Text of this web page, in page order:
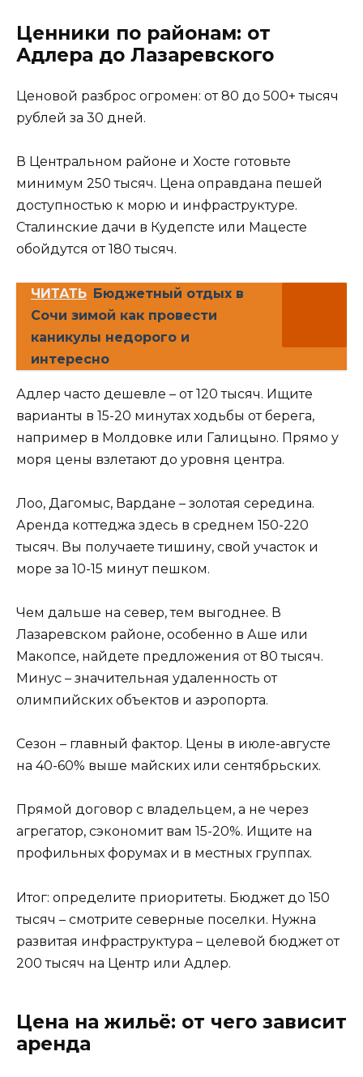
Ценники по районам: от
Адлера до Лазаревского
Ценовой разброс огромен: от 80 до 500+ тысяч
рублей за 30 дней.
В Центральном районе и Хосте готовьте
минимум 250 тысяч. Цена оправдана пешей
доступностью к морю и инфраструктуре.
Сталинские дачи в Кудепсте или Мацесте
обойдутся от 180 тысяч.
ЧИТАТЬ Бюджетный отдых в
Сочи зимой как провести
каникулы недорого и
интересно
Адлер часто дешевле – от 120 тысяч. Ищите
варианты в 15-20 минутах ходьбы от берега,
например в Молдовке или Галицыно. Прямо у
моря цены взлетают до уровня центра.
Лоо, Дагомыс, Вардане – золотая середина.
Аренда коттеджа здесь в среднем 150-220
тысяч. Вы получаете тишину, свой участок и
море за 10-15 минут пешком.
Чем дальше на север, тем выгоднее. В
Лазаревском районе, особенно в Аше или
Макопсе, найдете предложения от 80 тысяч.
Минус – значительная удаленность от
олимпийских объектов и аэропорта.
Сезон – главный фактор. Цены в июле-августе
на 40-60% выше майских или сентябрьских.
Прямой договор с владельцем, а не через
агрегатор, сэкономит вам 15-20%. Ищите на
профильных форумах и в местных группах.
Итог: определите приоритеты. Бюджет до 150
тысяч – смотрите северные поселки. Нужна
развитая инфраструктура – целевой бюджет от
200 тысяч на Центр или Адлер.
Цена на жильё: от чего зависит
аренда